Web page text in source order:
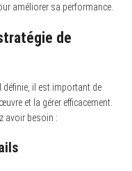
améliorer sa performance.
de
définie, il est important de
et la gérer efficacement.
avoir besoin :